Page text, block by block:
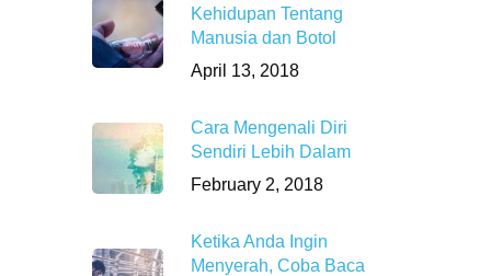
Kehidupan Tentang
Manusia dan Botol
April 13, 2018
Cara Mengenali Diri
Sendiri Lebih Dalam
February 2, 2018
Ketika Anda Ingin
Menyerah, Coba Baca